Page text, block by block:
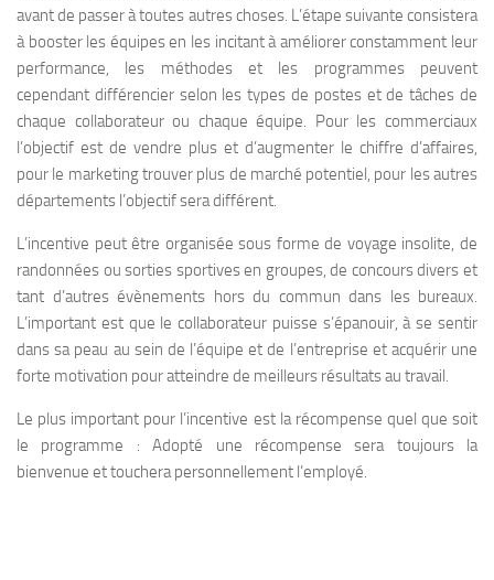
avant de passer à toutes autres choses. L’étape suivante consistera
à booster les équipes en les incitant à améliorer constamment leur
performance, les méthodes et les programmes peuvent
cependant différencier selon les types de postes et de tâches de
chaque collaborateur ou chaque équipe. Pour les commerciaux
l’objectif est de vendre plus et d’augmenter le chiffre d’affaires,
pour le marketing trouver plus de marché potentiel, pour les autres
départements l’objectif sera différent.
L’incentive peut être organisée sous forme de voyage insolite, de
randonnées ou sorties sportives en groupes, de concours divers et
tant d’autres évènements hors du commun dans les bureaux.
L’important est que le collaborateur puisse s’épanouir, à se sentir
dans sa peau au sein de l’équipe et de l’entreprise et acquérir une
forte motivation pour atteindre de meilleurs résultats au travail.
Le plus important pour l’incentive est la récompense quel que soit
le programme : Adopté une récompense sera toujours la
bienvenue et touchera personnellement l’employé.